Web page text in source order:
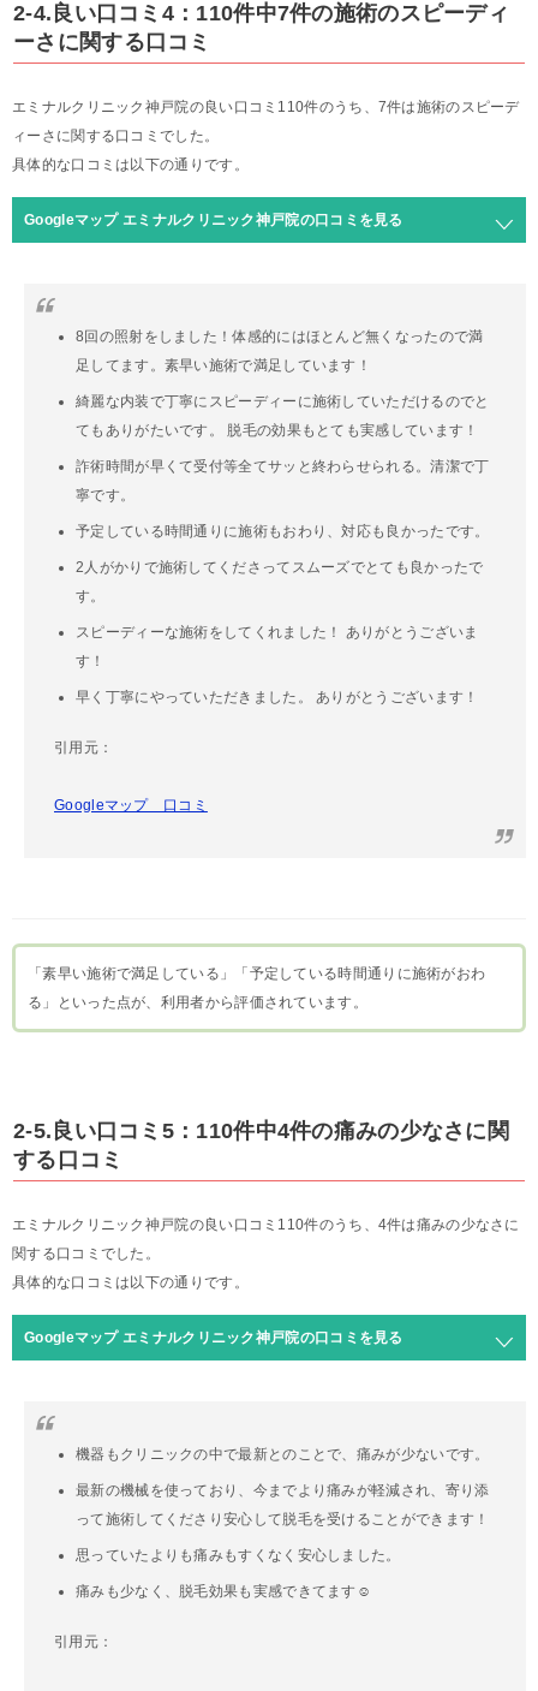
2-4.良い口コミ4：110件中7件の施術のスピーディ
ーさに関する口コミ
エミナルクリニック神戸院の良い口コミ110件のうち、7件は施術のスピーデ
ィーさに関する口コミでした。
具体的な口コミは以下の通りです。
Googleマップ エミナルクリニック神戸院の口コミを見る
8回の照射をしました！体感的にはほとんど無くなったので満
足してます。素早い施術で満足しています！
綺麗な内装で丁寧にスピーディーに施術していただけるのでと
てもありがたいです。 脱毛の効果もとても実感しています！
詐術時間が早くて受付等全てサッと終わらせられる。清潔で丁
寧です。
予定している時間通りに施術もおわり、対応も良かったです。
2人がかりで施術してくださってスムーズでとても良かったで
す。
スピーディーな施術をしてくれました！ ありがとうございま
す！
早く丁寧にやっていただきました。 ありがとうございます！
引用元：
Googleマップ 口コミ
「素早い施術で満足している」「予定している時間通りに施術がおわ
る」といった点が、利用者から評価されています。
2-5.良い口コミ5：110件中4件の痛みの少なさに関
する口コミ
エミナルクリニック神戸院の良い口コミ110件のうち、4件は痛みの少なさに
関する口コミでした。
具体的な口コミは以下の通りです。
Googleマップ エミナルクリニック神戸院の口コミを見る
機器もクリニックの中で最新とのことで、痛みが少ないです。
最新の機械を使っており、今までより痛みが軽減され、寄り添
って施術してくださり安心して脱毛を受けることができます！
思っていたよりも痛みもすくなく安心しました。
痛みも少なく、脱毛効果も実感できてます☺︎
引用元：